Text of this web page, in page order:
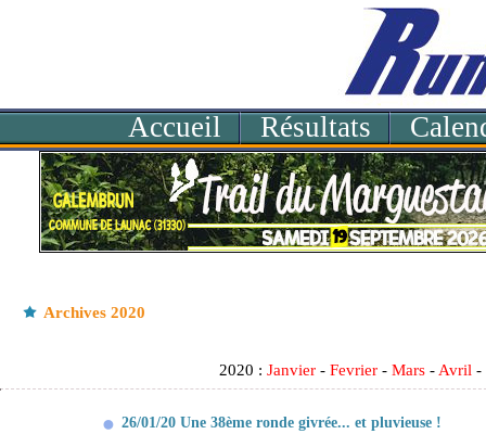
Accueil Résultats
Archives 2020
2020 :Janvier -Fevrier -Mars - Avril -
26/01/20 Une 38ème ronde givrée... et pluvieuse !